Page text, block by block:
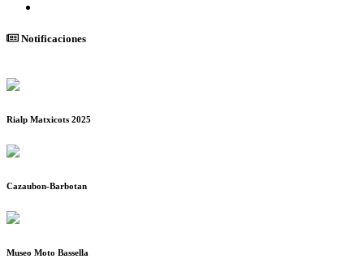
Notificaciones
Rialp Matxicots 2025
Cazaubon-Barbotan
Museo Moto Bassella